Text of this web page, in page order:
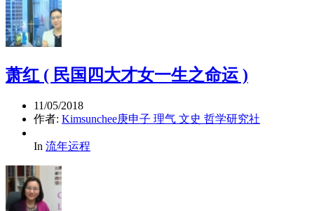
萧红 ( 民国四大才女一生之命运 )
11/05/2018
作者: Kimsunchee庚申子 理气 文史 哲学研究社
In 流年运程